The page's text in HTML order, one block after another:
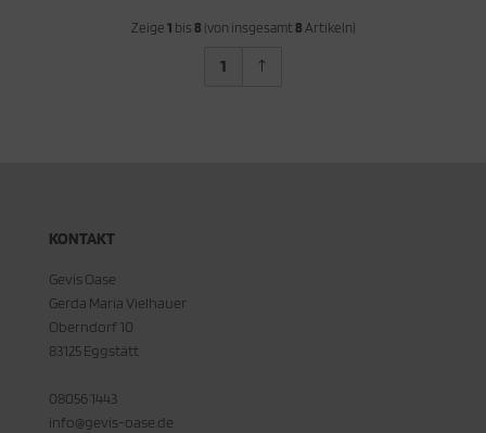
Zeige 1 bis 8 (von insgesamt 8 Artikeln)
1
KONTAKT
Gevis Oase
Gerda Maria Vielhauer
Oberndorf 10
83125 Eggstätt
08056 1443
info@gevis-oase.de